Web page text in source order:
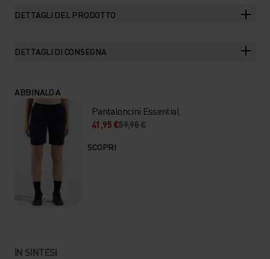
DETTAGLI DEL PRODOTTO
DETTAGLI DI CONSEGNA
ABBINALO A
Pantaloncini Essential
41,95 €59,95 €
SCOPRI
IN SINTESI